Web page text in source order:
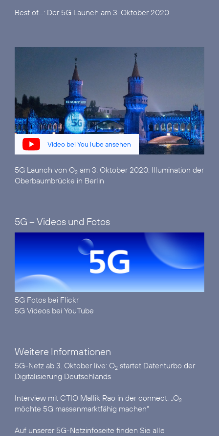
Best of...: Der 5G Launch am 3. Oktober 2020
Video bei YouTube ansehen
5G Launch von O2 am 3. Oktober 2020: Illumination der
Oberbaumbrücke in Berlin
5G – Videos und Fotos
5G Fotos bei Flickr
5G Videos bei YouTube
Weitere Informationen
5G-Netz ab 3. Oktober live: O2 startet Datenturbo der
Digitalisierung Deutschlands
Interview mit CTIO Mallik Rao in der connect: „O2
möchte 5G massenmarktfähig machen“
Auf unserer 5G-Netzinfoseite finden Sie alle